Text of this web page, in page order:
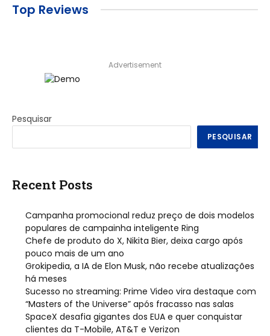
Top Reviews
Advertisement
Pesquisar
PESQUISAR
Recent Posts
Campanha promocional reduz preço de dois modelos
populares de campainha inteligente Ring
Chefe de produto do X, Nikita Bier, deixa cargo após
pouco mais de um ano
Grokipedia, a IA de Elon Musk, não recebe atualizações
há meses
Sucesso no streaming: Prime Video vira destaque com
“Masters of the Universe” após fracasso nas salas
SpaceX desafia gigantes dos EUA e quer conquistar
clientes da T-Mobile, AT&T e Verizon